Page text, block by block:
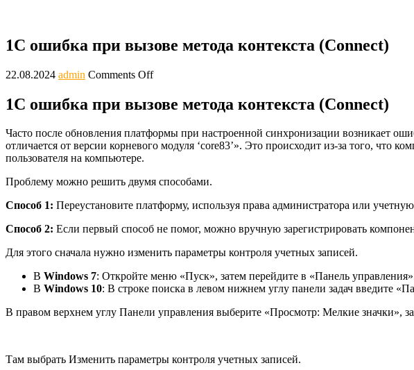
1С ошибка при вызове метода контекста (Connect)
22.08.2024 admin Comments Off
1С ошибка при вызове метода контекста (Connect)
Часто после обновления платформы при настроенной синхронизации возникает
отличается от версии корневого модуля ‘core83’». Это происходит из-за того, что
пользователя на компьютере.
Проблему можно решить двумя способами.
Способ 1: Переустановите платформу, используя права администратора или
Способ 2: Если первый способ не помог, можно вручную зарегистрировать
Для этого сначала нужно изменить параметры контроля учетных записей.
В Windows 7: Откройте меню «Пуск», затем перейдите в «Панель
В Windows 10: В строке поиска в левом нижнем углу панели задач введите
В правом верхнем углу Панели управления выберите «Просмотр: Мелкие значки»,
Там выбрать Изменить параметры контроля учетных записей.